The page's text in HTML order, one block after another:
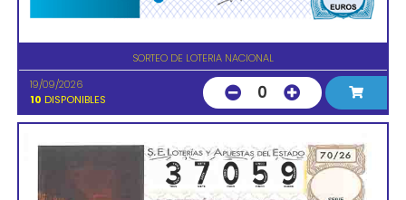
SORTEO DE LOTERIA NACIONAL
19/09/2026
10 DISPONIBLES 0